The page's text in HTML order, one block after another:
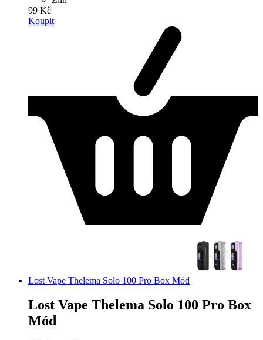
99 Kč
Koupit
Lost Vape Thelema Solo 100 Pro Box Mód
Lost Vape Thelema Solo 100 Pro Box
Mód